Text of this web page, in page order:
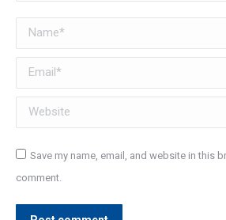
Name *
Email *
Website
Save my name, email, and website in this
comment.